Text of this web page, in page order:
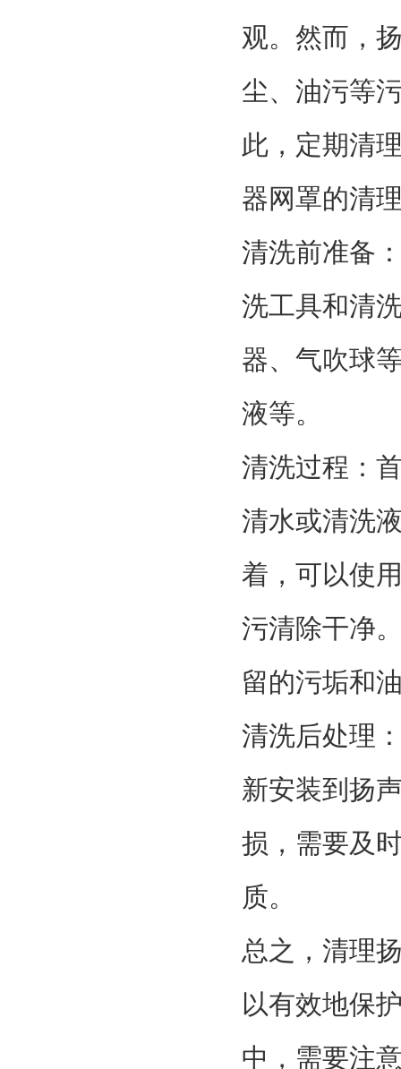
观。然而，
尘、油污等
此，定期清
器网罩的清
清洗前准备
洗工具和清
器、气吹球
液等。
清洗过程：
清水或清洗
着，可以使
污清除干净
留的污垢和
清洗后处理
新安装到扬
损，需要及
质。
总之，清理
以有效地保
中，需要注